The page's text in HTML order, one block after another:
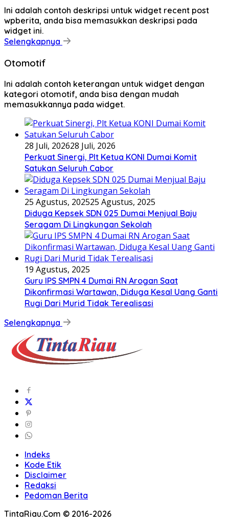
Ini adalah contoh deskripsi untuk widget recent post
wpberita, anda bisa memasukkan deskripsi pada
widget ini.
Selengkapnya
Otomotif
Ini adalah contoh keterangan untuk widget dengan
kategori otomotif, anda bisa dengan mudah
memasukkannya pada widget.
28 Juli, 202628 Juli, 2026
Perkuat Sinergi, Plt Ketua KONI Dumai Komit
Satukan Seluruh Cabor
25 Agustus, 202525 Agustus, 2025
Diduga Kepsek SDN 025 Dumai Menjual Baju
Seragam Di Lingkungan Sekolah
19 Agustus, 2025
Guru IPS SMPN 4 Dumai RN Arogan Saat
Dikonfirmasi Wartawan, Diduga Kesal Uang Ganti
Rugi Dari Murid Tidak Terealisasi
Selengkapnya
Indeks
Kode Etik
Disclaimer
Redaksi
Pedoman Berita
TintaRiau.Com © 2016-2026